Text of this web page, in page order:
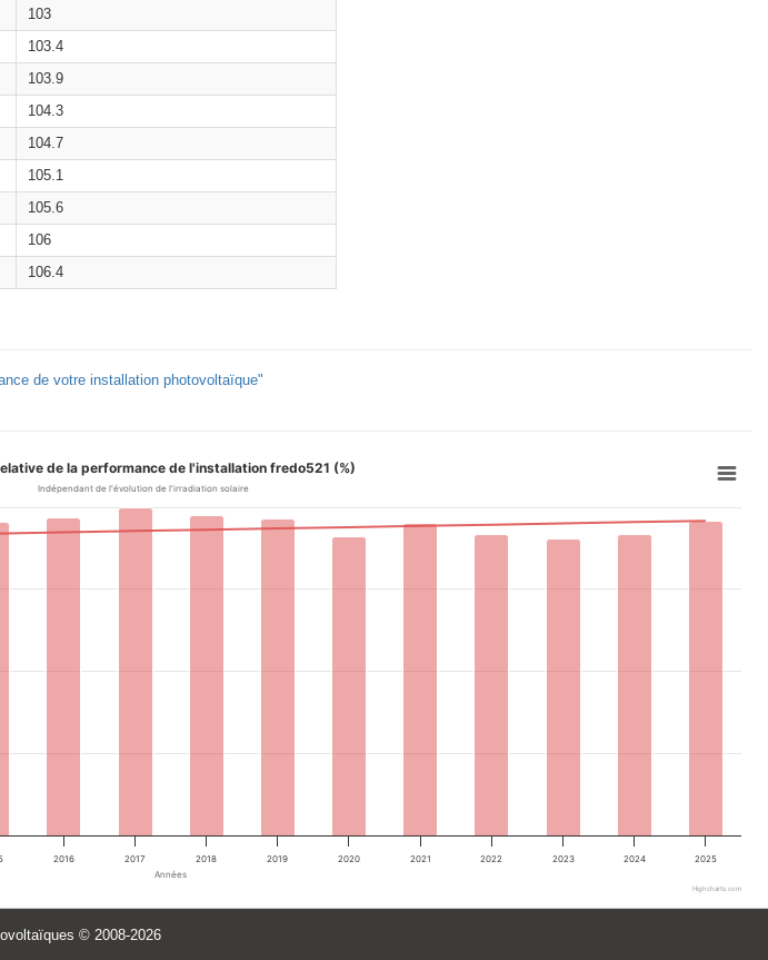
103
103.4
103.9
104.3
104.7
105.1
105.6
106
106.4
de votre installation photovoltaïque"
Années
de la performance de l'installation fredo521 (%)
Indépendant de l'évolution de l'irradiation solaire
2016 2017 2018 2019 2020 2021 2022 2023 2024 2025
Highcharts.com
© 2008-2026